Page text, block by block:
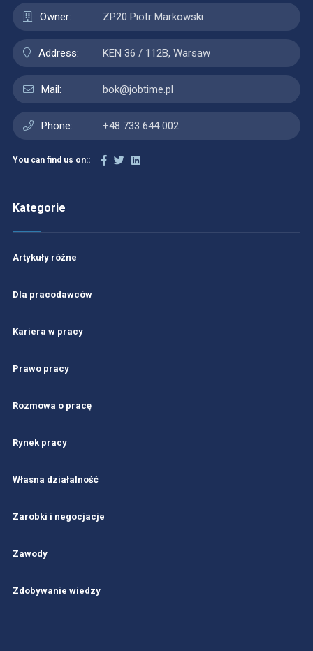
Owner: ZP20 Piotr Markowski
Address: KEN 36 / 112B, Warsaw
Mail: bok@jobtime.pl
Phone: +48 733 644 002
You can find us on::
Kategorie
Artykuły różne
Dla pracodawców
Kariera w pracy
Prawo pracy
Rozmowa o pracę
Rynek pracy
Własna działalność
Zarobki i negocjacje
Zawody
Zdobywanie wiedzy